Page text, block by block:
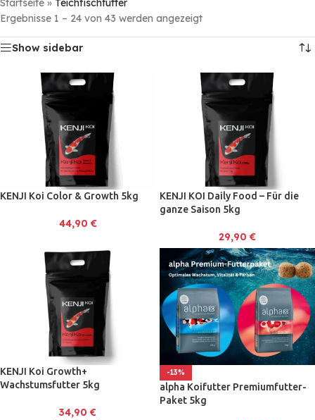
Startseite » Teichfischfutter
Ergebnisse 1 – 24 von 43 werden angezeigt
Show sidebar
KENJI Koi Color & Growth 5kg
44,90 €
KENJI KOI Daily Food – Für die
ganze Saison 5kg
29,90 €
KENJI Koi Growth+
Wachstumsfutter 5kg
34,90 €
-13%
alpha Koifutter Premiumfutter-
Paket 5kg